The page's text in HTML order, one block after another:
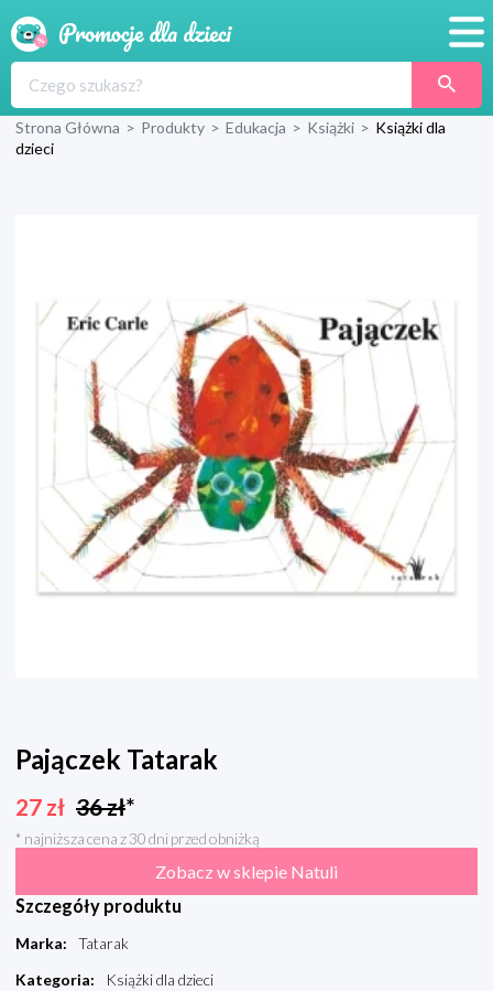
Produkty
Strona Główna > Produkty > Edukacja > Książki > Książki dla
dzieci
Pajączek Tatarak
27 zł 36zł*
* najniższa cena z 30 dni przed obniżką
Zobacz w sklepie Natuli
Szczegóły produktu
Marka:
Tatarak
Kategoria:
Książki dla dzieci